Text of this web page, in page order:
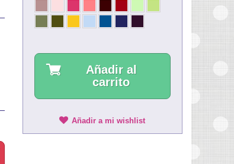
Añadir al
carrito
Añadir a mi wishlist